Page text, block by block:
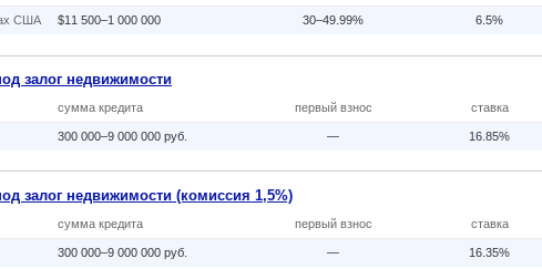
США $11 500–1 000 000 30–49.99% 6.5%
залог недвижимости
сумма кредита первый взнос ставка
300 000–9 000 000 руб. — 16.85%
залог недвижимости (комиссия 1,5%)
сумма кредита первый взнос ставка
300 000–9 000 000 руб. — 16.35%